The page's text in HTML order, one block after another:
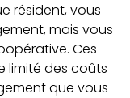
résident, vous
mais vous
Ces
limité des coûts
que vous